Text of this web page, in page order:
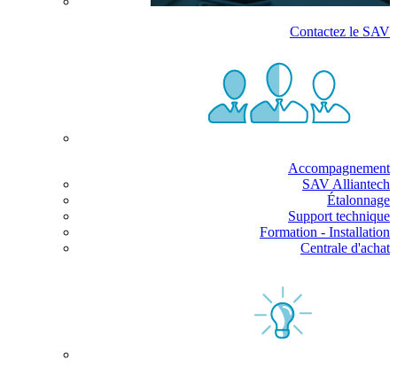
Contactez le SAV
Accompagnement
SAV Alliantech
Étalonnage
Support technique
Formation - Installation
Centrale d'achat